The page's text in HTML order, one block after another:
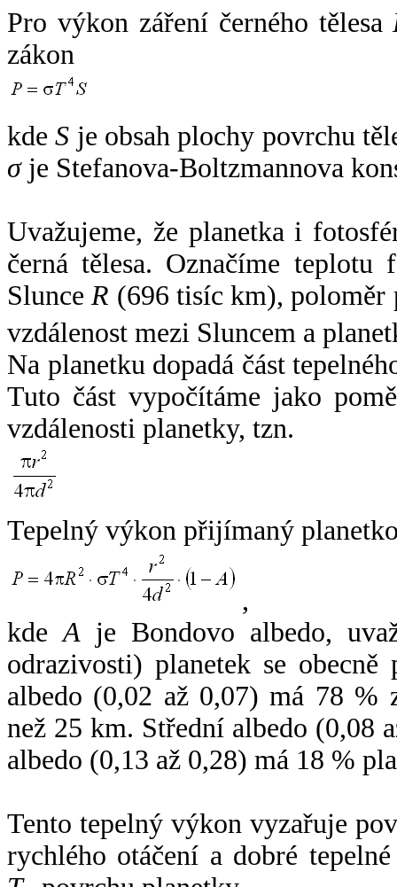
Pro výkon záření černého tělesa
zákon
kdeS je obsah plochy povrchu
σje Stefanova-Boltzmannova
Uvažujeme, že planetka i
černá tělesa. Označíme
SlunceR (696 tisíc km),
vzdálenost mezi Sluncem a
Na planetku dopadá část
Tuto část vypočítáme jako
vzdálenosti planetky, tzn.
Tepelný výkon přijímaný
,
kdeA je Bondovo albedo,
odrazivosti) planetek se
albedo (0,02 až 0,07) má 78 %
než 25 km. Střední albedo (0,08
albedo (0,13 až 0,28) má 18 %
Tento tepelný výkon vyzařuje
rychlého otáčení a dobré